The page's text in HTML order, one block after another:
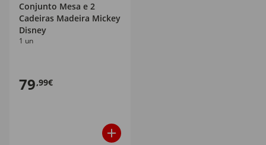
Conjunto Mesa e 2
Cadeiras Madeira Mickey
Disney
1 un
79,99€